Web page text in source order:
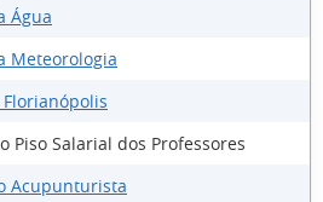
Água
Meteorologia
Piso Salarial dos Professores
Acupunturista